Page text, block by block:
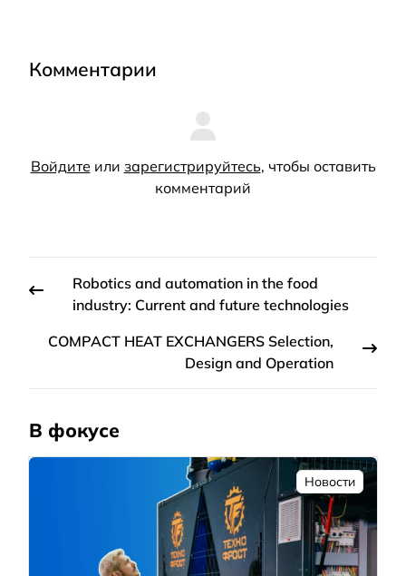
Комментарии
Войдите или зарегистрируйтесь, чтобы оставить
комментарий
Robotics and automation in the food
industry: Current and future technologies
COMPACT HEAT EXCHANGERS Selection,
Design and Operation
В фокусе
Новости